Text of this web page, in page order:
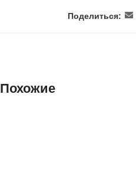
Поделиться:
Похожие